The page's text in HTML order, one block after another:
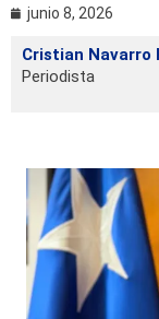
junio 8, 2026
Cristian Navarro
Periodista